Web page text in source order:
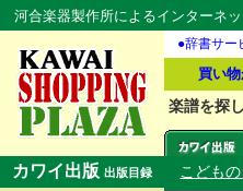
河合楽器製作所によるインターネ
●辞書サー
買い
楽譜を探
カワイ出版 出版目録
こども